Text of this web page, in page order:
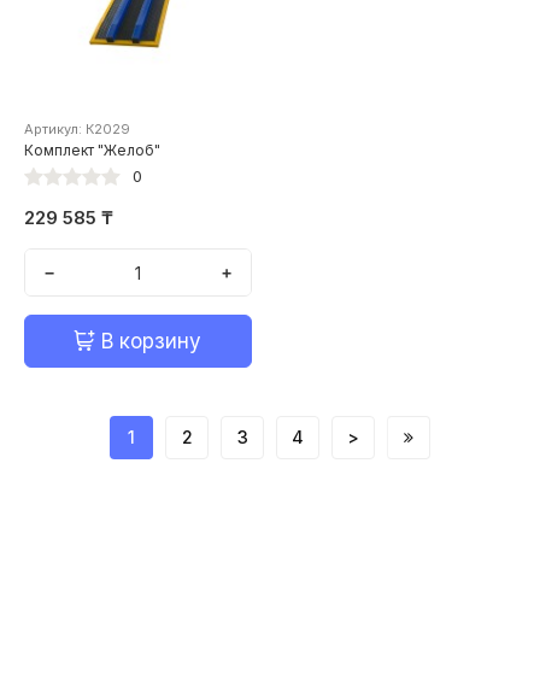
Артикул: К2029
Комплект "Желоб"
0
229 585 ₸
− +
В корзину
1 2 3 4 >